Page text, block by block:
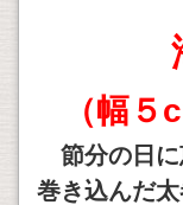
（幅
節分の日に
巻き込んだ